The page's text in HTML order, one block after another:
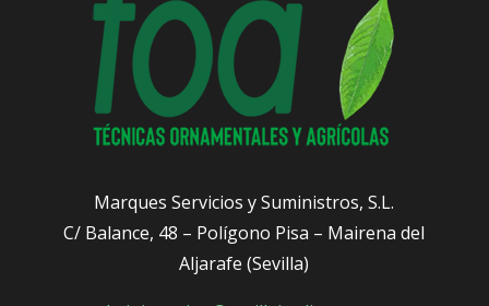
Marques Servicios y Suministros, S.L.
C/ Balance, 48 – Polígono Pisa – Mairena del
Aljarafe (Sevilla)